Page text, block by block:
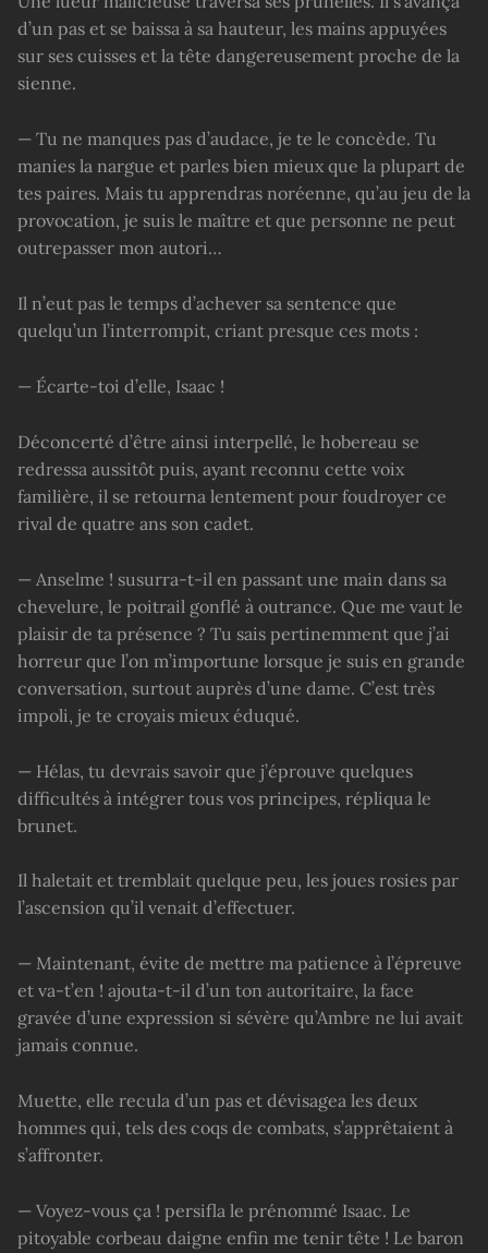
d’un pas et se baissa à sa hauteur, les mains appuyées
sur ses cuisses et la tête dangereusement proche de la
sienne.
— Tu ne manques pas d’audace, je te le concède. Tu
manies la nargue et parles bien mieux que la plupart de
tes paires. Mais tu apprendras noréenne, qu’au jeu de la
provocation, je suis le maître et que personne ne peut
outrepasser mon autori…
Il n’eut pas le temps d’achever sa sentence que
quelqu’un l’interrompit, criant presque ces mots :
— Écarte-toi d’elle, Isaac !
Déconcerté d’être ainsi interpellé, le hobereau se
redressa aussitôt puis, ayant reconnu cette voix
familière, il se retourna lentement pour foudroyer ce
rival de quatre ans son cadet.
— Anselme ! susurra-t-il en passant une main dans sa
chevelure, le poitrail gonflé à outrance. Que me vaut le
plaisir de ta présence ? Tu sais pertinemment que j’ai
horreur que l’on m’importune lorsque je suis en grande
conversation, surtout auprès d’une dame. C’est très
impoli, je te croyais mieux éduqué.
— Hélas, tu devrais savoir que j’éprouve quelques
difficultés à intégrer tous vos principes, répliqua le
brunet.
Il haletait et tremblait quelque peu, les joues rosies par
l’ascension qu’il venait d’effectuer.
— Maintenant, évite de mettre ma patience à l’épreuve
et va-t’en ! ajouta-t-il d’un ton autoritaire, la face
gravée d’une expression si sévère qu’Ambre ne lui avait
jamais connue.
Muette, elle recula d’un pas et dévisagea les deux
hommes qui, tels des coqs de combats, s’apprêtaient à
s’affronter.
— Voyez-vous ça ! persifla le prénommé Isaac. Le
pitoyable corbeau daigne enfin me tenir tête ! Le baron